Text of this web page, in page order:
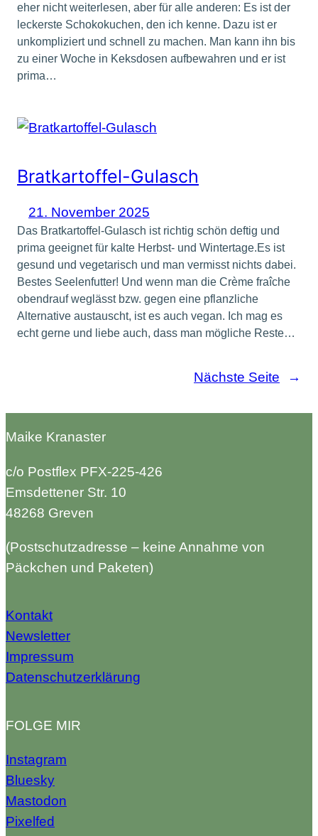
eher nicht weiterlesen, aber für alle anderen: Es ist der
leckerste Schokokuchen, den ich kenne. Dazu ist er
unkompliziert und schnell zu machen. Man kann ihn bis
zu einer Woche in Keksdosen aufbewahren und er ist
prima…
Bratkartoffel-Gulasch
21. November 2025
Das Bratkartoffel-Gulasch ist richtig schön deftig und
prima geeignet für kalte Herbst- und Wintertage.Es ist
gesund und vegetarisch und man vermisst nichts dabei.
Bestes Seelenfutter! Und wenn man die Crème fraîche
obendrauf weglässt bzw. gegen eine pflanzliche
Alternative austauscht, ist es auch vegan. Ich mag es
echt gerne und liebe auch, dass man mögliche Reste…
Nächste Seite →
Maike Kranaster
c/o Postflex PFX-225-426
Emsdettener Str. 10
48268 Greven
(Postschutzadresse – keine Annahme von
Päckchen und Paketen)
Kontakt
Newsletter
Impressum
Datenschutzerklärung
FOLGE MIR
Instagram
Bluesky
Mastodon
Pixelfed